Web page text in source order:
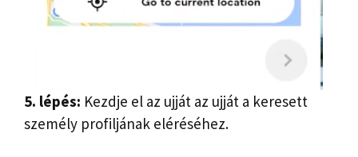
5. lépés: Kezdje el az ujját az ujját a keresett
személy profiljának eléréséhez.